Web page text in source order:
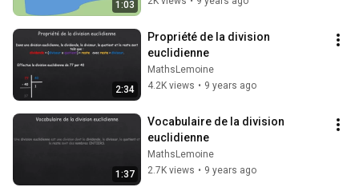
1:03
2:34
Propriété de la division
euclidienne
MathsLemoine
4.2K views • 9 years ago
1:37
Vocabulaire de la division
euclidienne
MathsLemoine
2.7K views • 9 years ago